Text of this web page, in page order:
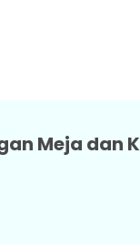
Besi
Meja dan